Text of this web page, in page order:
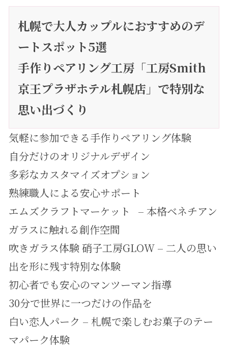
札幌で大人カップルにおすすめのデ
ートスポット5選
手作りペアリング工房「工房Smith
京王プラザホテル札幌店」で特別な
思い出づくり
気軽に参加できる手作りペアリング体験
自分だけのオリジナルデザイン
多彩なカスタマイズオプション
熟練職人による安心サポート
エムズクラフトマーケット – 本格ベネチアン
ガラスに触れる創作空間
吹きガラス体験 硝子工房GLOW – 二人の思い
出を形に残す特別な体験
初心者でも安心のマンツーマン指導
30分で世界に一つだけの作品を
白い恋人パーク – 札幌で楽しむお菓子のテー
マパーク体験